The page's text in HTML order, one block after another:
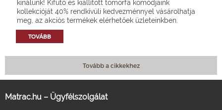
kínálunk! Kifutó és kiállított tömörfa komódjaink
kollekcióját 40% rendkívüli kedvezménnyel vásárolhatja
meg, az akciós termékek elérhetőek üzleteinkben.
TOVÁBB
Tovább a cikkekhez
Matrac.hu – Ügyfélszolgálat